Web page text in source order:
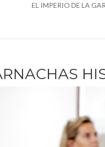
EL IMPERIO DE LA